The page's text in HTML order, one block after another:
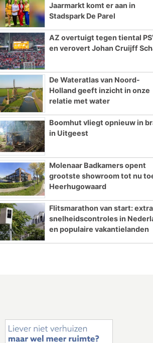
Jaarmarkt komt er aan in
Stadspark De Parel
AZ overtuigt tegen tiental
en verovert Johan Cruijff
De Wateratlas van Noord-
Holland geeft inzicht in onze
relatie met water
Boomhut vliegt opnieuw in
in Uitgeest
Molenaar Badkamers opent
grootste showroom tot nu
Heerhugowaard
Flitsmarathon van start: extra
snelheidscontroles in
en populaire vakantielanden